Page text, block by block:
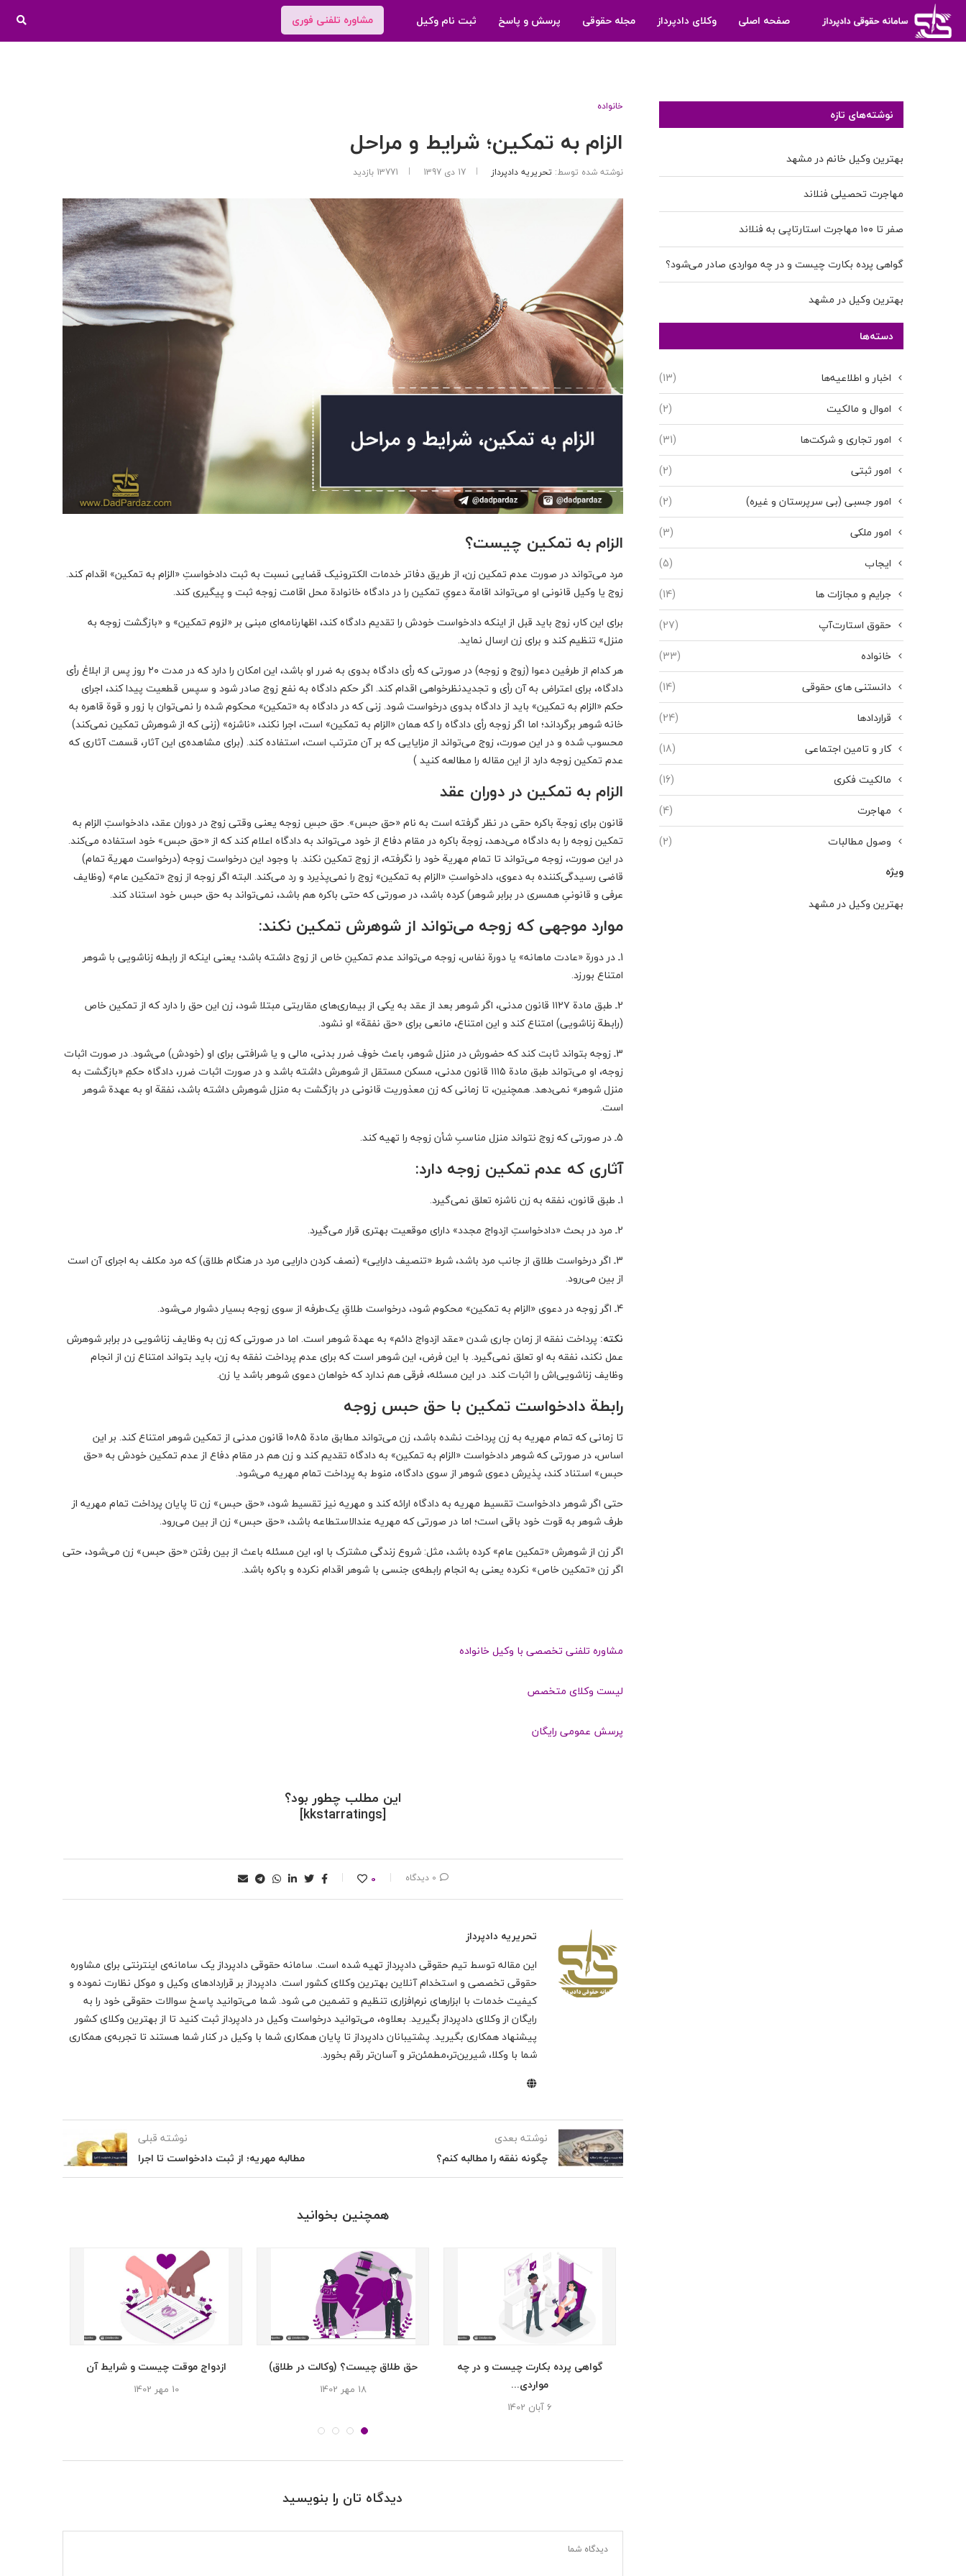
صفحه اصلی وکلای دادپرداز مجله حقوقی پرسش و پاسخ ثبت نام وکیل مشاوره تلفنی فوری
خانواده
الزام به تمکین؛ شرایط و مراحل
نوشته شده توسط: تحریریه دادپرداز 17 دی 1397 13771 بازدید
الزام به تمکین چیست؟
مرد می‌تواند در صورت عدم تمکین زن، از طریق دفاتر خدمات الکترونیک قضایی نسبت به ثبت دادخواستِ «الزام به تمکین» اقدام کند.
زوج یا وکیل قانونی او می‌تواند اقامة دعویِ تمکین را در دادگاه خانوادة محل اقامت زوجه ثبت و پیگیری کند.
برای این کار، ‌زوج باید قبل از اینکه دادخواست خودش را تقدیم دادگاه کند، اظهارنامه‌ای مبنی بر «لزوم تمکین» و «بازگشت زوجه به
منزل» تنظیم کند و برای زن ارسال نماید.
هر کدام از طرفین دعوا (زوج و زوجه) در صورتی که رأی دادگاه بدوی به ضرر او باشد، این امکان را دارد که در مدت ۲۰ روز پس از ابلاغ رأی
دادگاه، برای اعتراض به آن رأی و تجدیدنظرخواهی اقدام کند. اگر حکم دادگاه به نفع زوج صادر شود و سپس قطعیت پیدا کند، اجرای
حکم «الزام به تمکین» باید از دادگاه بدوی درخواست شود. زنی که در دادگاه به «تمکین» محکوم شده را نمی‌توان با زور و قوة قاهره به
خانه شوهر برگرداند؛ اما اگر زوجه رأی دادگاه را که همان «الزام به تمکین» است، اجرا نکند، «ناشزه» (زنی که از شوهرش تمکین نمی‌کند)
محسوب شده و در این صورت،‌ زوج می‌تواند از مزایایی که بر آن مترتب است، استفاده کند. (برای مشاهده‌ی این آثار، قسمت آثاری که
عدم تمکین زوجه دارد از این مقاله را مطالعه کنید )
الزام به تمکین در دوران عقد
قانون برای زوجة باکره حقی در نظر گرفته است به نام «حق حبس». حق حبسِ زوجه یعنی وقتی زوج در دوران عقد، دادخواستِ الزام به
تمکین زوجه را به دادگاه می‌دهد، زوجة باکره در مقام دفاع از خود می‌تواند به دادگاه اعلام کند که از «حق حبس» خود استفاده می‌کند.
در این صورت، زوجه می‌تواند تا تمام مهریة خود را نگرفته، از زوج تمکین نکند. با وجود این درخواست زوجه (درخواست مهریة تمام)
قاضی رسیدگی‌کننده به دعوی، دادخواستِ «الزام به تمکین» زوج را نمی‌پذیرد و رد می‌کند. البته اگر زوجه از زوج «تمکین عام» (وظایف
عرفی و قانونیِ همسری در برابر شوهر) کرده باشد، در صورتی که حتی باکره هم باشد، نمی‌تواند به حق حبس خود استناد کند.
موارد موجهی که زوجه می‌تواند از شوهرش تمکین نکند:
1ـ در دورة «عادت ماهانه» یا دورة نفاس، زوجه می‌تواند عدم تمکینِ خاص از زوج داشته باشد؛ یعنی اینکه از رابطه زناشویی با شوهر
امتناع بورزد.
2ـ طبق مادة ۱۱۲۷ قانون مدنی، اگر شوهر بعد از عقد به یکی از بیماری‌های مقاربتی مبتلا شود، زن این حق را دارد که از تمکین خاص
(رابطة زناشویی) امتناع کند و این امتناع، مانعی برای «حق نفقة» او نشود.
3ـ زوجه بتواند ثابت کند که حضورش در منزل شوهر، باعث خوفِ ضرر بدنی، مالی و یا شرافتی برای او (خودش) می‌شود. در صورت اثبات
زوجه، او می‌تواند طبق مادة ۱۱۱۵ قانون مدنی، مسکن مستقل از شوهرش داشته باشد و در صورت اثبات ضرر، دادگاه حکمِ «بازگشت به
منزل شوهر» نمی‌دهد. همچنین،‌ تا زمانی که زن معذوریت قانونی در بازگشت به منزل شوهرش داشته باشد،‌ نفقة او به عهدة شوهر
است.
5ـ در صورتی که زوج نتواند منزل مناسبِ شأن زوجه را تهیه کند.
آثاری که عدم تمکین زوجه دارد:
1ـ طبق قانون، نفقه به زن ناشزه تعلق نمی‌گیرد.
2ـ مرد در بحث «دادخواستِ ازدواج مجدد» دارای موقعیت بهتری قرار می‌گیرد.
3ـ اگر درخواست طلاق از جانب مرد باشد، شرط «تنصیف دارایی» (نصف کردن دارایی مرد در هنگام طلاق) که مرد مکلف به اجرای آن است
از بین می‌رود.
4ـ اگر زوجه در دعوی «الزام به تمکین» محکوم شود، درخواست طلاقِ یک‌طرفه از سوی زوجه بسیار دشوار می‌شود.
نکته: پرداخت نفقه از زمان جاری شدن «عقد ازدواج دائم» به عهدة شوهر است. اما در صورتی که زن به وظایف زناشویی در برابر شوهرش
عمل نکند، نفقه به او تعلق نمی‌گیرد. با این فرض، این شوهر است که برای عدم پرداخت نفقه به زن، باید بتواند امتناع زن از انجام
وظایف زناشویی‌اش را اثبات کند. در این مسئله، فرقی هم ندارد که خواهان دعوی شوهر باشد یا زن.
رابطة دادخواست تمکین با حق حبس زوجه
تا زمانی که تمام مهریه به زن پرداخت نشده باشد، زن می‌تواند مطابق مادة ۱۰۸۵ قانون مدنی از تمکین شوهر امتناع کند. بر این
اساس، در صورتی که شوهر دادخواست «الزام به تمکین» به دادگاه تقدیم کند و زن هم در مقام دفاع از عدم تمکین خودش به «حق
حبس» استناد کند، پذیرش دعوی شوهر از سوی دادگاه، منوط به پرداخت تمام مهریه می‌شود.
حتی اگر شوهر دادخواست تقسیط مهریه به دادگاه ارائه کند و مهریه نیز تقسیط شود، «حق حبس» زن تا پایان پرداخت تمام مهریه از
طرف شوهر به قوت خود باقی است؛ اما در صورتی که مهریه عندالاستطاعه باشد، «حق حبس» زن از بین می‌رود.
اگر زن از شوهرش «تمکین عام» کرده باشد، مثل: شروع زندگی مشترک با او، این مسئله باعث از بین رفتن «حق حبس» زن می‌شود، حتی
اگر زن «تمکین خاص» نکرده یعنی به انجام رابطه‌ی جنسی با شوهر اقدام نکرده و باکره باشد.
مشاوره تلفنی تخصصی با وکیل خانواده
لیست وکلای متخصص
پرسش عمومی رایگان
این مطلب چطور بود؟
[kkstarratings]
0 دیدگاه 0
تحریریه دادپرداز
این مقاله توسط تیم حقوقی دادپرداز تهیه شده است. سامانه حقوقی دادپرداز یک سامانه‌ی اینترنتی برای مشاوره
حقوقی تخصصی و استخدام آنلاین بهترین وکلای کشور است. دادپرداز بر قراردادهای وکیل و موکل نظارت نموده و
کیفیت خدمات با ابزارهای نرم‌افزاری تنظیم و تضمین می شود. شما می‌توانید پاسخ سوالات حقوقی خود را به
رایگان از وکلای دادپرداز بگیرید. بعلاوه، می‌توانید درخواست وکیل در دادپرداز ثبت کنید تا از بهترین وکلای کشور
پیشنهاد همکاری بگیرید. پشتیبانان دادپرداز تا پایان همکاری شما با وکیل در کنار شما هستند تا تجربه‌ی همکاری
شما با وکلا، شیرین‌تر،مطمئن‌تر و آسان‌تر رقم بخورد.
نوشته قبلی
مطالبه مهریه؛ از ثبت دادخواست تا اجرا
نوشته بعدی
چگونه نفقه را مطالبه کنم؟
همچنین بخوانید
گواهی پرده بکارت چیست و در چه
مواردی...
6 آبان 1402
حق طلاق چیست؟ (وکالت در طلاق)
18 مهر 1402
ازدواج موقت چیست و شرایط آن
10 مهر 1402
دیدگاه تان را بنویسید
نوشته‌های تازه
بهترین وکیل خانم در مشهد
مهاجرت تحصیلی فنلاند
صفر تا ۱۰۰ مهاجرت استارتاپی به فنلاند
گواهی پرده بکارت چیست و در چه مواردی صادر می‌شود؟
بهترین وکیل در مشهد
دسته‌ها
اخبار و اطلاعیه‌ها
(13)
اموال و مالکیت
(2)
امور تجاری و شرکت‌ها
(31)
امور ثبتی
(2)
امور حِسبی (بی سرپرستان و غیره)
(2)
امور ملکی
(3)
ایجاب
(5)
جرایم و مجازات ها
(14)
حقوق استارت‌آپ
(27)
خانواده
(33)
دانستنی های حقوقی
(14)
قراردادها
(24)
کار و تامین اجتماعی
(18)
مالکیت فکری
(16)
مهاجرت
(4)
وصول مطالبات
(2)
ویژه
بهترین وکیل در مشهد
مهاجرت تحصیلی به فنلاند
مهاجرت تحصیلی فوری به کشور فنلاند برای ترم جدید